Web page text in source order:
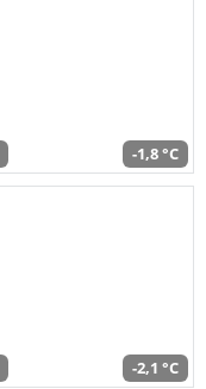
-1,8 °C
-2,1 °C